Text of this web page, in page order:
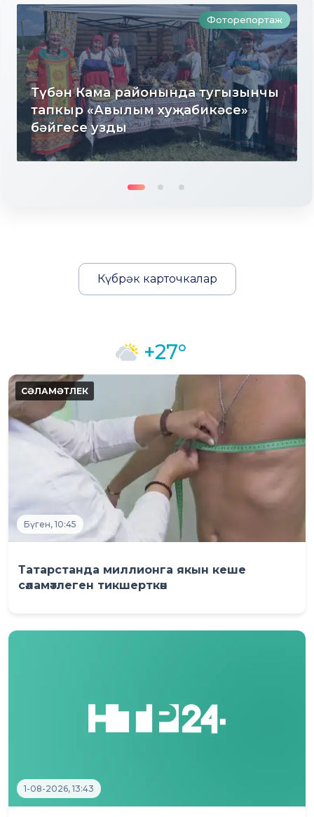
Фоторепортаж
Түбән Кама районында тугызынчы
тапкыр «Авылым хуҗабикәсе»
бәйгесе узды
Күбрәк карточкалар
+27°
Бүген, 10:45
Татарстанда миллионга якын кеше
сәламәтлеген тикшерткән
1-08-2026, 13:43